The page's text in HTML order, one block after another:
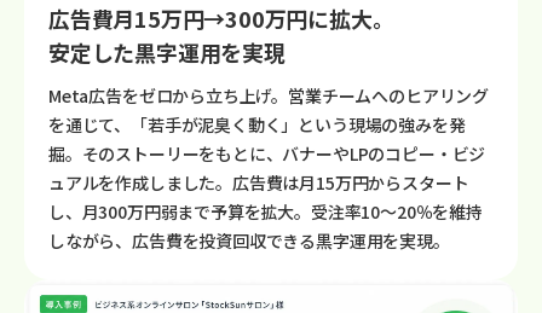
広告費月15万円→300万円に拡大。
安定した黒字運用を実現
Meta広告をゼロから立ち上げ。営業チームへのヒアリング
を通じて、「若手が泥臭く動く」という現場の強みを発
掘。そのストーリーをもとに、バナーやLPのコピー・ビジ
ュアルを作成しました。広告費は月15万円からスタート
し、月300万円弱まで予算を拡大。受注率10〜20％を維持
しながら、広告費を投資回収できる黒字運用を実現。